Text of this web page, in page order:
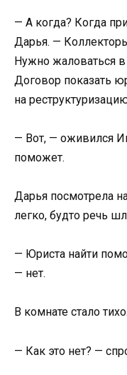
— А когда? Когда
Дарья. —
Нужно жаловаться в
Договор показать
на
— Вот, — оживился
поможет.
Дарья посмотрела
легко, будто речь
— Юриста найти
— нет.
В комнате стало тихо.
— Как это нет? —